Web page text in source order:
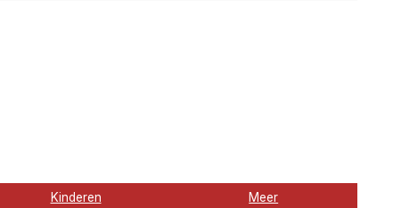
Kinderen Meer